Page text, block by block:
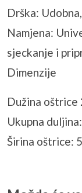
Drška:
Namjena:
sjeckanje i
Dimenzije
Dužina oštrice
Ukupna
Širina oštrice: